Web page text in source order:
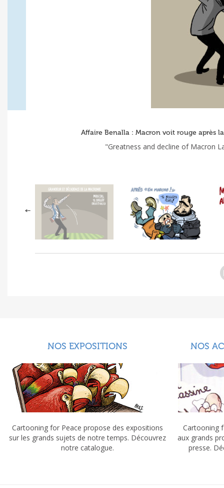
Affaire Benalla : Macron voit rouge après
"Greatness and decline of Macron
NOS EXPOSITIONS
Cartooning for Peace propose des expositions
sur les grands sujets de notre temps. Découvrez
notre catalogue.
NOS
Cartooning
aux grands
presse.